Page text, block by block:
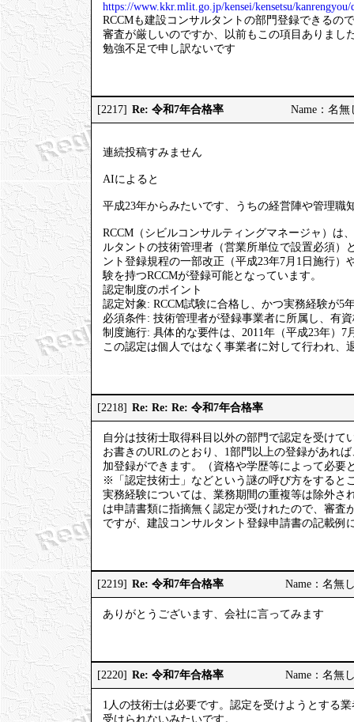
https://www.kkr.mlit.go.jp/kensei/kensetsu/
RCCMも建設コンサルタントの部門登録できるの
審査が厳しいのですか、以前もこの項目ありまし
勉強不足で申し訳ないです
[2217] Re: 令和7年合格率 Name：名
連続投稿すみません
AIによると
平成23年からみたいです、うちの経営陣や管理職
RCCM（シビルコンサルティングマネージャ）は
ルタントの技術管理者（営業所単位で設置必須
ント登録規程の一部改正（平成23年7月1日施行）
験を持つRCCMが登録可能となっています。
認定制度のポイント
認定対象: RCCM試験に合格し、かつ実務経験が5
必須条件: 技術管理者が登録事業者に所属し、有
制度施行: 具体的な要件は、2011年（平成23年）
この認定は個人ではなく事業者に対して行われ、
[2218] Re: Re: Re: 令和7年合格率
自分は技術士取得科目以外の部門で認定を受けて
お書きのURLのとおり、1部門以上の登録があれ
加登録ができます。（資格や学歴等によって必要
※「認定技術士」などという謎の呼び方をすると
実務経験については、業務期間の重複等は除外さ
は申請書類に指摘無く認定が受けれたので、審査
ですが、建設コンサルタント登録申請書の記載
[2219] Re: 令和7年合格率 Name：名無
ありがとうございます、会社に言ってみます
[2220] Re: 令和7年合格率 Name：名無
1人の技術士は必要です。認定を受けようとする
受けられないみたいです。